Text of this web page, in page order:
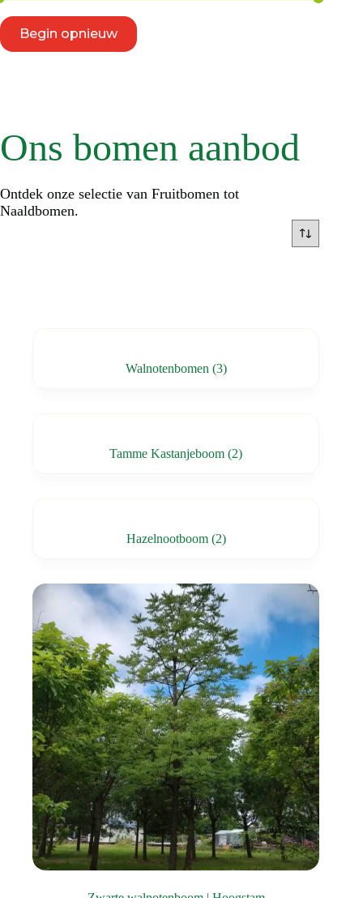
Ons bomen aanbod
Ontdek onze selectie van Fruitbomen tot
Naaldbomen.
Walnotenbomen (3)
Tamme Kastanjeboom(2)
Hazelnootboom (2)
Begin opnieuw